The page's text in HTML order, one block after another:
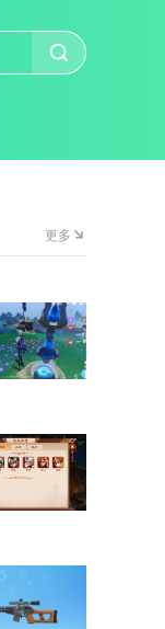
更多
C、1名水系...
神兽系统本身...
节、选对枪械配...